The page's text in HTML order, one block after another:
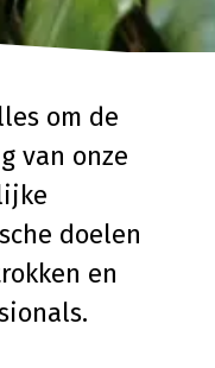
om de
van onze
doelen
en